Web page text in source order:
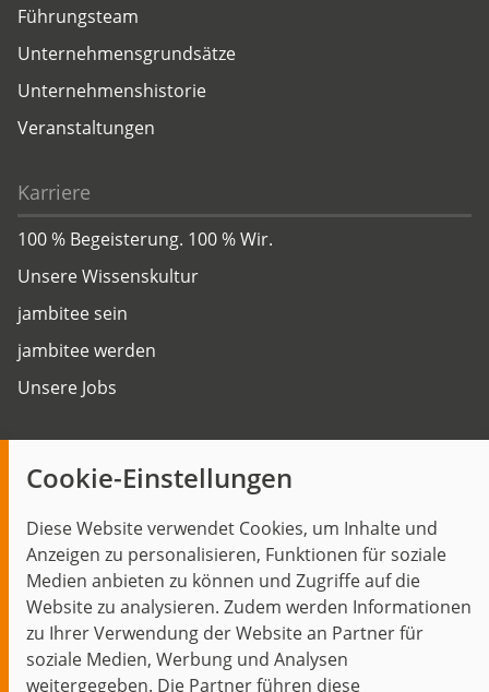
Cookie-Einstellungen
Diese Website verwendet Cookies, um Inhalte und
Anzeigen zu personalisieren, Funktionen für soziale
Medien anbieten zu können und Zugriffe auf die
Website zu analysieren. Zudem werden Informationen
zu Ihrer Verwendung der Website an Partner für
soziale Medien, Werbung und Analysen
weitergegeben. Die Partner führen diese
Führungsteam
Unternehmensgrundsätze
Unternehmenshistorie
Veranstaltungen
Karriere
100 % Begeisterung. 100 % Wir.
Unsere Wissenskultur
jambitee sein
jambitee werden
Unsere Jobs
Themen im Fokus
Events